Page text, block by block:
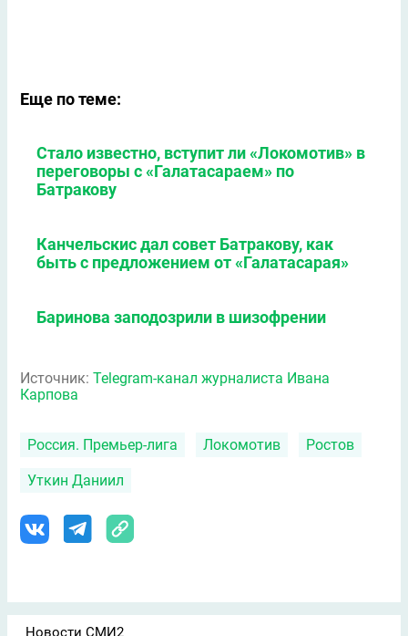
Еще по теме:
Стало известно, вступит ли «Локомотив» в
переговоры с «Галатасараем» по
Батракову
Канчельскис дал совет Батракову, как
быть с предложением от «Галатасарая»
Баринова заподозрили в шизофрении
Источник: Telegram-канал журналиста Ивана
Карпова
Россия. Премьер-лига Локомотив Ростов
Уткин Даниил
Новости СМИ2